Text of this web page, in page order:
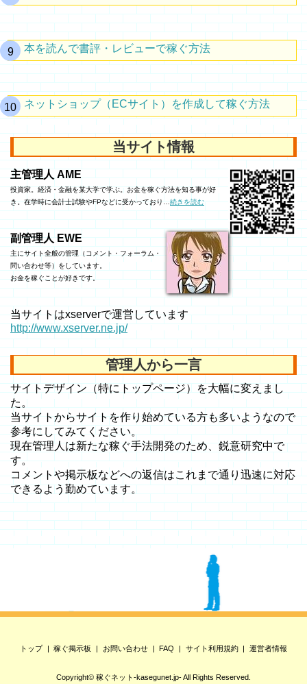
本を読んで書評・レビューで稼ぐ方法
ネットショップ（ECサイト）を作成して稼ぐ方法
当サイト情報
主管理人 AME
投資家。経済・金融を某大学で学ぶ。お金を稼ぐ方法を知る事が好
き。在学時に会計士試験やFPなどに受かっており…続きを読む
副管理人 EWE
主にサイト全般の管理（コメント・フォーラム・
問い合わせ等）をしています。
お金を稼ぐことが好きです。
当サイトはxserverで運営しています
http://www.xserver.ne.jp/
管理人から一言
サイトデザイン（特にトップページ）を大幅に変えまし
た。
当サイトからサイトを作り始めている方も多いようなので
参考にしてみてください。
現在管理人は新たな稼ぐ手法開発のため、鋭意研究中で
す。
コメントや掲示板などへの返信はこれまで通り迅速に対応
できるよう勤めています。
トップ 稼ぐ掲示板 お問い合わせ FAQ サイト利用規約 運営者情報
Copyright© 稼ぐネット-kasegunet.jp-All Rights Reserved.